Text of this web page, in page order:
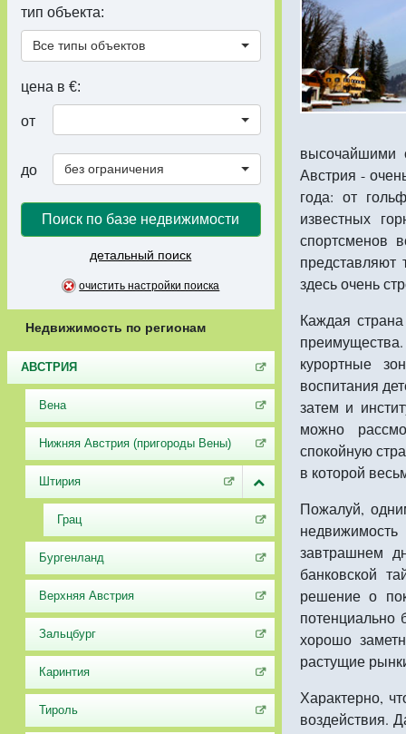
тип объекта:
Все типы объектов
цена в €:
от
до без ограничения
Поиск по базе недвижимости
детальный поиск
очистить настройки поиска
Недвижимость по регионам
АВСТРИЯ
Вена
Нижняя Австрия (пригороды Вены)
Штирия
Грац
Бургенланд
Верхняя Австрия
Зальцбург
Каринтия
Тироль
высочайшими
Австрия -
года: от
известных
спортсменов
представляют
здесь очень
Каждая
курортные
воспитания
затем и
можно
спокойную
в которой
Пожалуй,
завтрашнем
банковской
решение о
потенциально
хорошо
растущие
Характерно,
воздействия.